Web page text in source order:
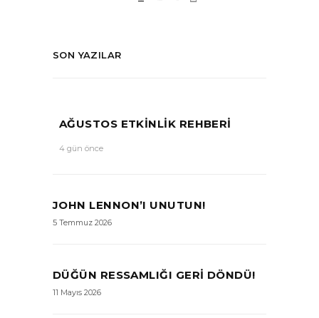
SON YAZILAR
AĞUSTOS ETKİNLİK REHBERİ
4 gün önce
JOHN LENNON’I UNUTUN!
5 Temmuz 2026
DÜĞÜN RESSAMLIĞI GERI DÖNDÜ!
11 Mayıs 2026